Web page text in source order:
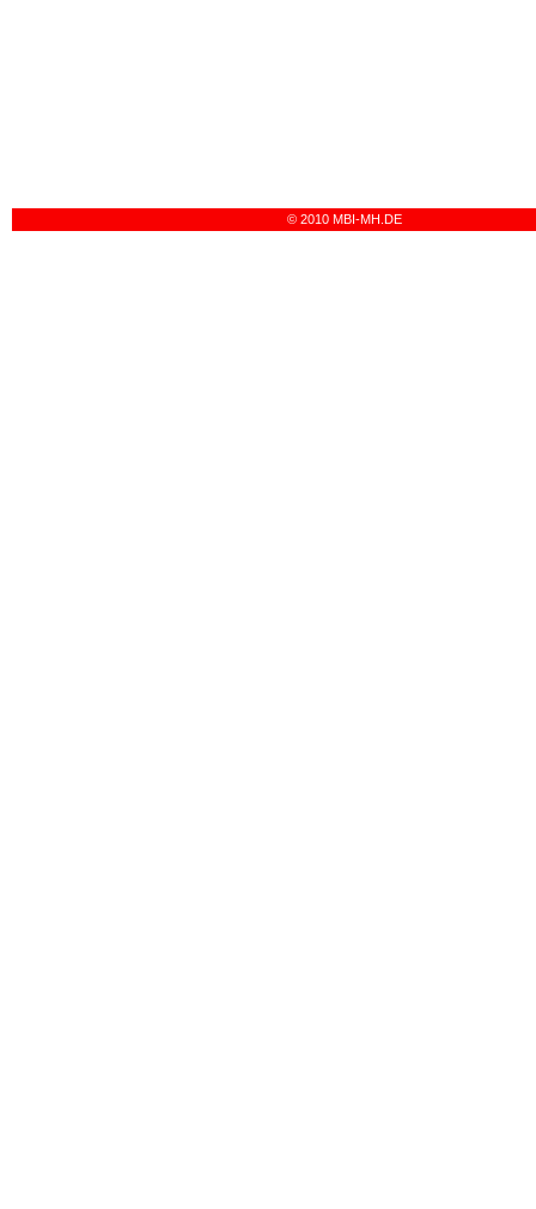
© 2010 MBI-MH.DE